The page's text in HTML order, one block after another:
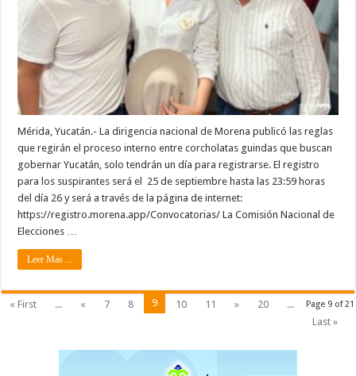
Mérida, Yucatán.- La dirigencia nacional de Morena publicó las reglas
que regirán el proceso interno entre corcholatas guindas que buscan
gobernar Yucatán, solo tendrán un día para registrarse. El registro
para los suspirantes será el 25 de septiembre hasta las 23:59 horas
del día 26 y será a través de la página de internet:
https://registro.morena.app/Convocatorias/ La Comisión Nacional de
Elecciones …
Leer Mas ...
Page 9 of 21
« First ... « 7 8 9 10 11 » 20
...
Last »